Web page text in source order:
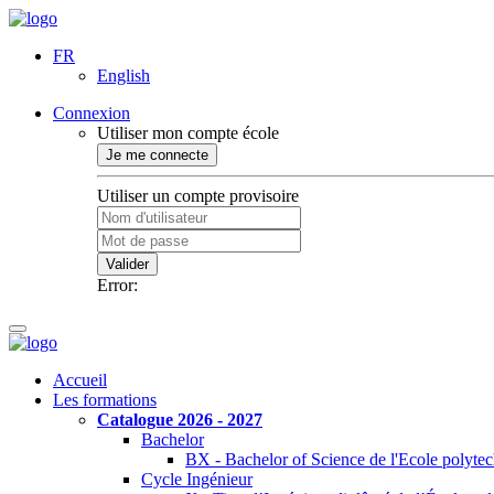
FR
English
Connexion
Utiliser mon compte école
Je me connecte
Utiliser un compte provisoire
Valider
Error:
Accueil
Les formations
Catalogue 2026 - 2027
Bachelor
BX - Bachelor of Science de l'Ecole
Cycle Ingénieur